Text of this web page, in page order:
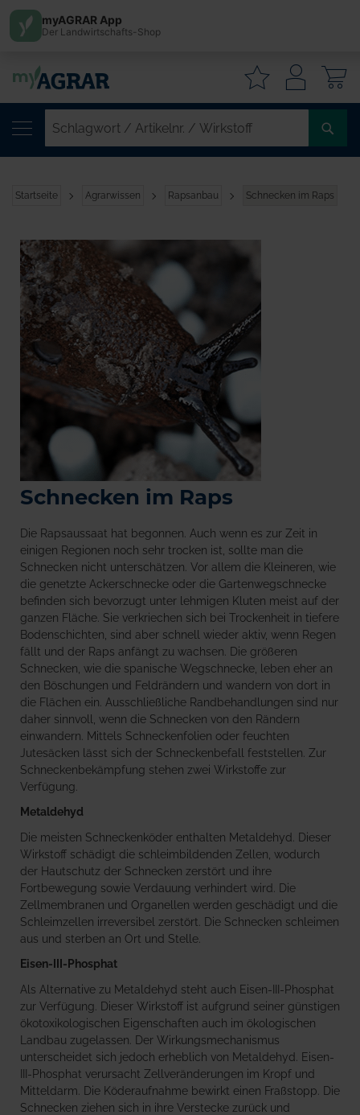
Startseite Agrarwissen Rapsanbau Schnecken im Raps
Schnecken im Raps
Die Rapsaussaat hat begonnen. Auch wenn es zur Zeit in
einigen Regionen noch sehr trocken ist, sollte man die
Schnecken nicht unterschätzen. Vor allem die Kleineren, wie
die genetzte Ackerschnecke oder die Gartenwegschnecke
befinden sich bevorzugt unter lehmigen Kluten meist auf der
ganzen Fläche. Sie verkriechen sich bei Trockenheit in tiefere
Bodenschichten, sind aber schnell wieder aktiv, wenn Regen
fällt und der Raps anfängt zu wachsen. Die größeren
Schnecken, wie die spanische Wegschnecke, leben eher an
den Böschungen und Feldrändern und wandern von dort in
die Flächen ein. Ausschließliche Randbehandlungen sind nur
daher sinnvoll, wenn die Schnecken von den Rändern
einwandern. Mittels Schneckenfolien oder feuchten
Jutesäcken lässt sich der Schneckenbefall feststellen. Zur
Schneckenbekämpfung stehen zwei Wirkstoffe zur
Verfügung.
Metaldehyd
Die meisten Schneckenköder enthalten Metaldehyd. Dieser
Wirkstoff schädigt die schleimbildenden Zellen, wodurch
der Hautschutz der Schnecken zerstört und ihre
Fortbewegung sowie Verdauung verhindert wird. Die
Zellmembranen und Organellen werden geschädigt und die
Schleimzellen irreversibel zerstört. Die Schnecken schleimen
aus und sterben an Ort und Stelle.
Eisen-III-Phosphat
Als Alternative zu Metaldehyd steht auch Eisen-III-Phosphat
zur Verfügung. Dieser Wirkstoff ist aufgrund seiner günstigen
ökotoxikologischen Eigenschaften auch im ökologischen
Landbau zugelassen. Der Wirkungsmechanismus
unterscheidet sich jedoch erheblich von Metaldehyd. Eisen-
III-Phosphat verursacht Zellveränderungen im Kropf und
Mitteldarm. Die Köderaufnahme bewirkt einen Fraßstopp. Die
Schnecken ziehen sich in ihre Verstecke zurück und
myAGRAR App
Der Landwirtschafts-Shop